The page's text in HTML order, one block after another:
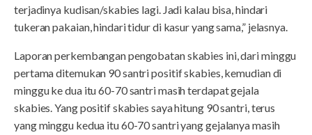
terjadinya kudisan/skabies lagi. Jadi kalau bisa, hindari
tukeran pakaian, hindari tidur di kasur yang sama,” jelasnya.
Laporan perkembangan pengobatan skabies ini, dari minggu
pertama ditemukan 90 santri positif skabies, kemudian di
minggu ke dua itu 60-70 santri masih terdapat gejala
skabies. Yang positif skabies saya hitung 90 santri, terus
yang minggu kedua itu 60-70 santri yang gejalanya masih